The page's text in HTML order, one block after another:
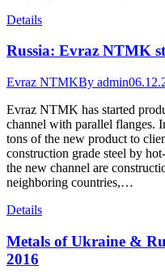
Details
Russia: Evraz NTMK
Evraz NTMKBy admin
Evraz NTMK has started
channel with parallel flanges.
tons of the new product to
construction grade steel by
the new channel are
neighboring countries,…
Details
Metals of Ukraine &
2016